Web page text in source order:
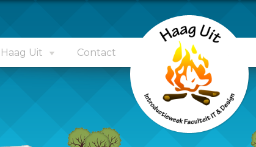
Uit Contact